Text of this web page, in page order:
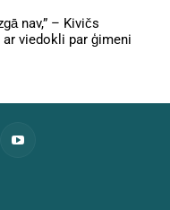
nav,” – Kivičs
viedokli par ģimeni